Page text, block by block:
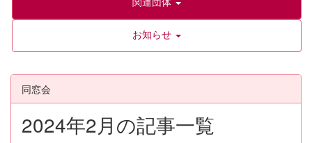
お知らせ
同窓会
2024年2月の記事一覧